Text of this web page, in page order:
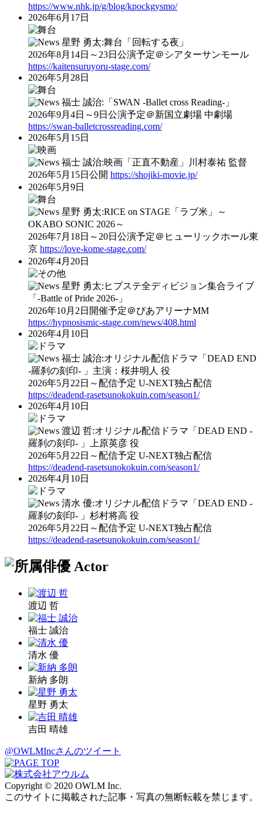
https://www.nhk.jp/g/blog/kpockgysmo/
2026年6月17日
星野 勇太:舞台「回転する夜」
2026年8月14日～23日公演予定＠シアターサンモール
https://kaitensuruyoru-stage.com/
2026年5月28日
福士 誠治:「SWAN ‐Ballet cross Reading-」
2026年9月4日～9日公演予定＠新国立劇場 中劇場
https://swan-balletcrossreading.com/
2026年5月15日
福士 誠治:映画「正直不動産」川村泰祐 監督
2026年5月15日公開 https://shojiki-movie.jp/
2026年5月9日
星野 勇太:RICE on STAGE「ラブ米」～
OKABO SONIC 2026～
2026年7月18日～20日公演予定＠ヒューリックホール東
京 https://love-kome-stage.com/
2026年4月20日
星野 勇太:ヒプステ全ディビジョン集合ライブ
「‐Battle of Pride 2026-」
2026年10月2日開催予定＠ぴあアリーナMM
https://hypnosismic-stage.com/news/408.html
2026年4月10日
福士 誠治:オリジナル配信ドラマ「DEAD END
-羅刹の刻印‐ 」主演：桜井明人 役
2026年5月22日～配信予定 U-NEXT独占配信
https://deadend-rasetsunokokuin.com/season1/
2026年4月10日
渡辺 哲:オリジナル配信ドラマ「DEAD END -
羅刹の刻印‐ 」上原英彦 役
2026年5月22日～配信予定 U-NEXT独占配信
https://deadend-rasetsunokokuin.com/season1/
2026年4月10日
清水 優:オリジナル配信ドラマ「DEAD END -
羅刹の刻印‐ 」杉村将高 役
2026年5月22日～配信予定 U-NEXT独占配信
https://deadend-rasetsunokokuin.com/season1/
渡辺 哲
福士 誠治
清水 優
新納 多朗
星野 勇太
吉田 晴雄
@OWLMIncさんのツイート
Copyright © 2020 OWLM Inc.
このサイトに掲載された記事・写真の無断転載を禁じます。